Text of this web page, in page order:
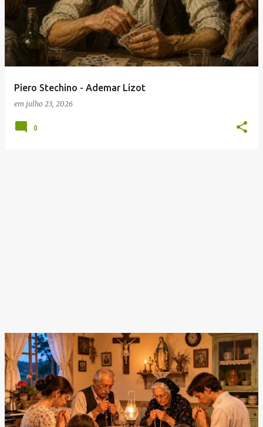
Piero Stechino - Ademar Lizot
em julho 23, 2026
0